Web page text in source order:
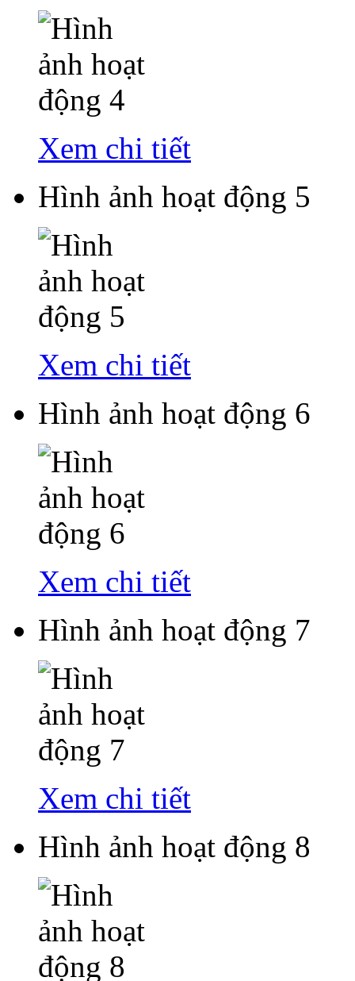
Xem chi tiết
Hình ảnh hoạt động 5
Xem chi tiết
Hình ảnh hoạt động 6
Xem chi tiết
Hình ảnh hoạt động 7
Xem chi tiết
Hình ảnh hoạt động 8